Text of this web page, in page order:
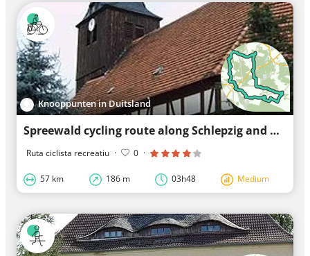
Knooppunten in Duitsland
Spreewald cycling route along Schlepzig and nature
Ruta ciclista recreatiu · 0 ·
57 km 186 m 03h48 Medium